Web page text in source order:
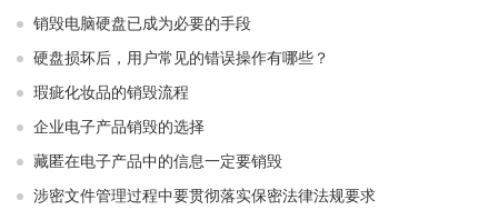
销毁电脑硬盘已成为必要的手段
硬盘损坏后，用户常见的错误操作有哪些？
瑕疵化妆品的销毁流程
企业电子产品销毁的选择
藏匿在电子产品中的信息一定要销毁
涉密文件管理过程中要贯彻落实保密法律法规要求